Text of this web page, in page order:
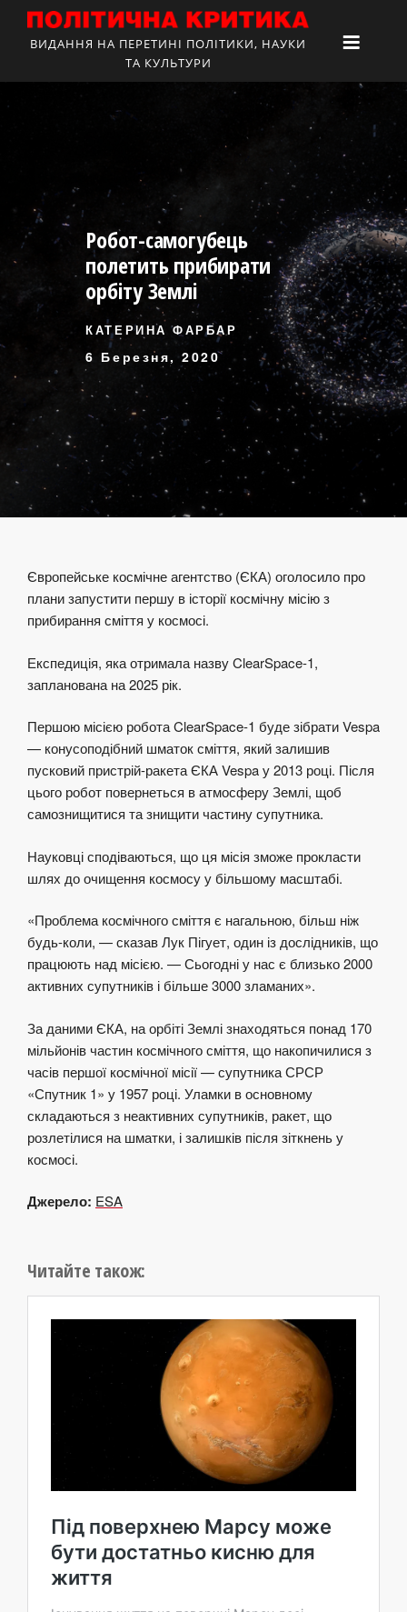
ВИДАННЯ НА ПЕРЕТИНІ ПОЛІТИКИ, НАУКИ
ТА КУЛЬТУРИ
Робот-самогубець
полетить прибирати
орбіту Землі
КАТЕРИНА ФАРБАР
6 Березня, 2020
Європейське космічне агентство (ЄКА) оголосило про
плани запустити першу в історії космічну місію з
прибирання сміття у космосі.
Експедиція, яка отримала назву ClearSpace-1,
запланована на 2025 рік.
Першою місією робота ClearSpace-1 буде зібрати Vespa
— конусоподібний шматок сміття, який залишив
пусковий пристрій-ракета ЄКА Vespa у 2013 році. Після
цього робот повернеться в атмосферу Землі, щоб
самознищитися та знищити частину супутника.
Науковці сподіваються, що ця місія зможе прокласти
шлях до очищення космосу у більшому масштабі.
«Проблема космічного сміття є нагальною, більш ніж
будь-коли, — сказав Лук Пігует, один із дослідників, що
працюють над місією. — Сьогодні у нас є близько 2000
активних супутників і більше 3000 зламаних».
За даними ЄКА, на орбіті Землі знаходяться понад 170
мільйонів частин космічного сміття, що накопичилися з
часів першої космічної місії — супутника СРСР
«Спутник 1» у 1957 році. Уламки в основному
складаються з неактивних супутників, ракет, що
розлетілися на шматки, і залишків після зіткнень у
космосі.
Джерело: ESA
Читайте також: